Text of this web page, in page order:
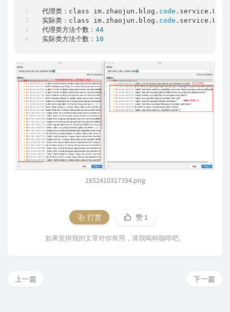
代理类：class im.zhaojun.blog. code
实际类：class im.zhaojun.blog. code
代理类方法个数： 44
实际类方法个数： 10
1652410317394.png
打赏 赞 1
如果觉得我的文章对你有用，请我喝杯咖啡吧。
下一篇
上一篇